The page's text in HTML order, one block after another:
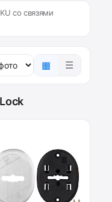
со связями
▦ ☰